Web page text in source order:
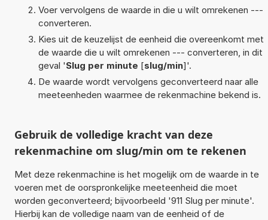
Voer vervolgens de waarde in die u wilt omrekenen ---
converteren.
Kies uit de keuzelijst de eenheid die overeenkomt met
de waarde die u wilt omrekenen --- converteren, in dit
geval 'Slug per minute [slug/min]'.
De waarde wordt vervolgens geconverteerd naar alle
meeteenheden waarmee de rekenmachine bekend is.
Gebruik de volledige kracht van deze
rekenmachine om slug/min om te rekenen
Met deze rekenmachine is het mogelijk om de waarde in te
voeren met de oorspronkelijke meeteenheid die moet
worden geconverteerd; bijvoorbeeld '911 Slug per minute'.
Hierbij kan de volledige naam van de eenheid of de